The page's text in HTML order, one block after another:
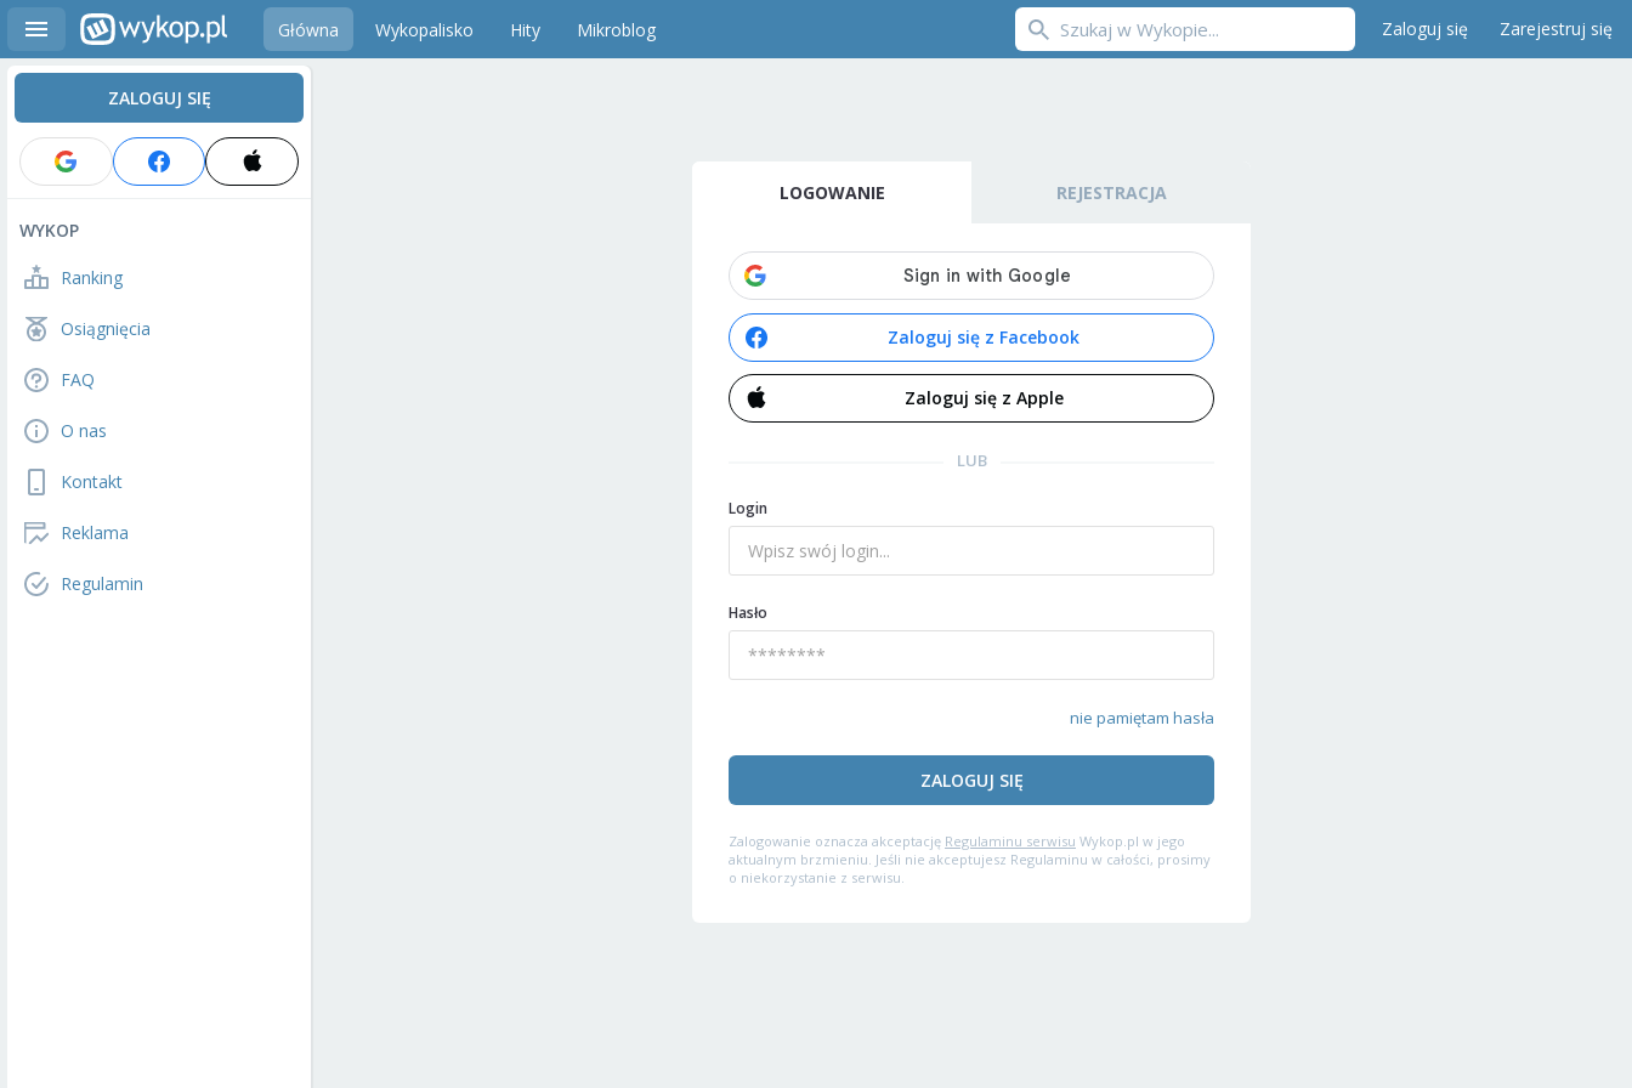
Główna Wykopalisko Hity Mikroblog Zaloguj się Zarejestruj się
ZALOGUJ SIĘ
WYKOP
Ranking
Osiągnięcia
FAQ
O nas
Kontakt
Reklama
Regulamin
LOGOWANIE REJESTRACJA
Zaloguj się z Facebook
Zaloguj się z Apple
LUB
Login
Hasło
nie pamiętam hasła
ZALOGUJ SIĘ
Zalogowanie oznacza akceptację Regulaminu serwisu Wykop.pl w jego
aktualnym brzmieniu. Jeśli nie akceptujesz Regulaminu w całości, prosimy
o niekorzystanie z serwisu.